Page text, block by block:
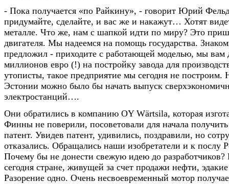
- Пока получается «по Райкину», - говорит Юрий
придумайте, сделайте, и вас же и накажут… Хотят
металле. Что же, нам с шапкой идти по миру? Это
двигателя. Мы надеемся на помощь государства.
предложил - приходите с работающей моделью, мы вам
миллионов евро (!) на постройку завода для
утописты, такое предприятие мы сегодня не построим.
Эстонии можно было бы начать выпуск
электростанций….
Они обратились в компанию OY Wärtsila, которая
Финны не поверили, посоветовали для начала
патент. Увидев патент, удивились, поздравили, но
отказались. Обращались наши изобретатели и к послу
Почему бы не донести свежую идею до
сегодня стране, живущей за счет продажи нефти,
Разорение одно. Очень несвоевременный мотор